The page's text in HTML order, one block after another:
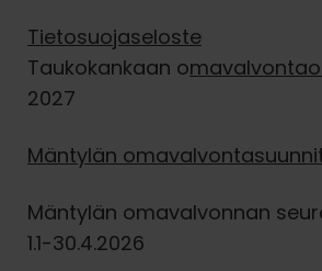
Tietosuojaseloste
Taukokankaan o
2027
Mäntylän
Mäntylän omavalvonnan
1.1-30.4.2026